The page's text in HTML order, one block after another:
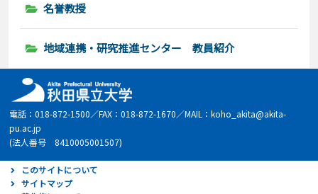
名誉教授
地域連携・研究推進センター 教員紹介
電話：018-872-1500／FAX：018-872-1670／MAIL：koho_akita@akita-
pu.ac.jp
(法人番号 8410005001507)
このサイトについて
サイトマップ